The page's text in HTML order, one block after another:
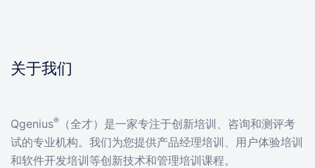
关于我们
Qgenius®
（全才）是一家专注于创新培训、咨询和测评考
试的专业机构。我们为您提供产品经理培训、用户体验培训
和软件开发培训等创新技术和管理培训课程。